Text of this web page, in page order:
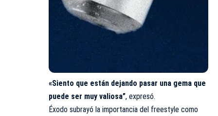
«Siento que están dejando pasar una gema que
puede ser muy valiosa”, expresó.
Éxodo subrayó la importancia del freestyle como